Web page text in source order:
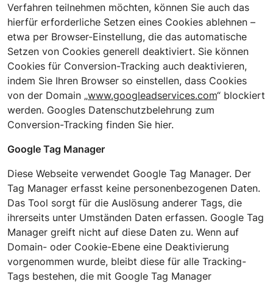
Verfahren teilnehmen möchten, können Sie auch das
hierfür erforderliche Setzen eines Cookies ablehnen –
etwa per Browser-Einstellung, die das automatische
Setzen von Cookies generell deaktiviert. Sie können
Cookies für Conversion-Tracking auch deaktivieren,
indem Sie Ihren Browser so einstellen, dass Cookies
von der Domain „www.googleadservices.com“ blockiert
werden. Googles Datenschutzbelehrung zum
Conversion-Tracking finden Sie hier.
Google Tag Manager
Diese Webseite verwendet Google Tag Manager. Der
Tag Manager erfasst keine personenbezogenen Daten.
Das Tool sorgt für die Auslösung anderer Tags, die
ihrerseits unter Umständen Daten erfassen. Google Tag
Manager greift nicht auf diese Daten zu. Wenn auf
Domain- oder Cookie-Ebene eine Deaktivierung
vorgenommen wurde, bleibt diese für alle Tracking-
Tags bestehen, die mit Google Tag Manager